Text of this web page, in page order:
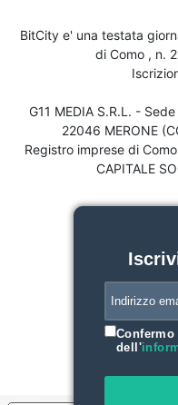
BitCity e' una testata
di Como , n.
G11 MEDIA S.R.L. -
22046 MERONE
Registro imprese di
CAPITALE
dell'